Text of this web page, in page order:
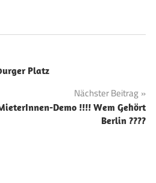
Platz
Nächster Beitrag
Demo !!!! Wem Gehört
Berlin ????